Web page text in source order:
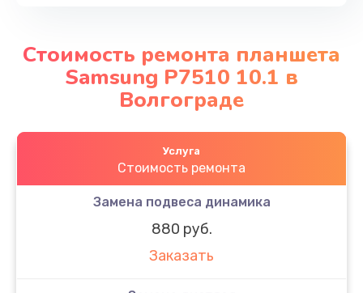
Стоимость ремонта планшета
Samsung P7510 10.1 в
Волгограде
Услуга
Стоимость ремонта
Замена подвеса динамика
880 руб.
Заказать